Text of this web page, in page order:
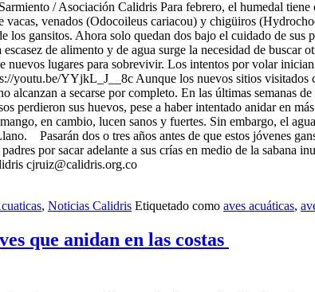
/ Asociación Calidris Para febrero, el humedal
venados (Odocoileus cariacou) y chigüiros
los gansitos. Ahora solo quedan dos bajo el cuidado de
de alimento y de agua surge la necesidad de
nuevos lugares para sobrevivir. Los intentos por volar
youtu.be/YYjkL_J__8c Aunque los nuevos sitios
alcanzan a secarse por completo. En las últimas
perdieron sus huevos, pese a haber intentado anidar en
en cambio, lucen sanos y fuertes. Sin embargo, el
Pasarán dos o tres años antes de que estos jóvenes
por sacar adelante a sus crías en medio de la
cjruiz@calidris.org.co
, Noticias Calidris Etiquetado como aves acuáticas,
que anidan en las costas